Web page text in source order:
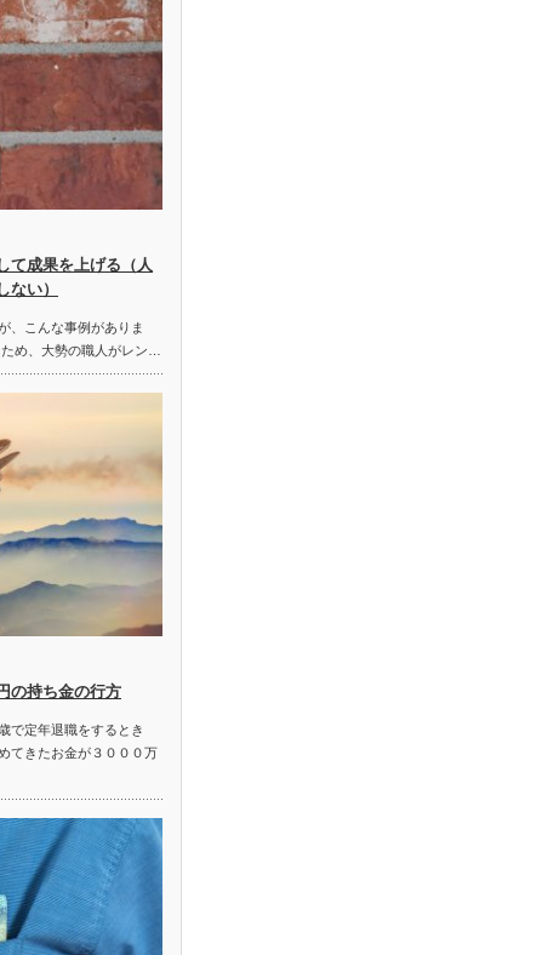
て成果を上げる（人
ない）
、こんな事例がありま
め、大勢の職人がレン…
の持ち金の行方
で定年退職をするとき
てきたお金が３０００万